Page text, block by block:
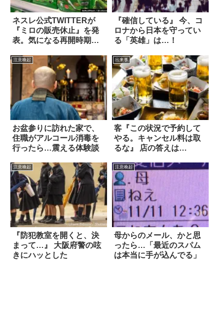
ネスレ公式TWITTERが
『ミロの販売休止』を発
表。気になる再開時期
『確信している』 今、コ
ロナから日本を守ってい
る「英雄」は…！
注意喚起
お盆参りに訪れた家で、
住職がアルコール消毒を
行ったら…震える体験談
出来事
客『この状況で予約して
やる。キャンセル料は取
るな』 店の答えは…
注意喚起
『防犯教室を開くと、決
まって…』 大阪府警の呟
きにハッとした
注意喚起
母からのメール、かと思
ったら…「最近のスパム
は本当に手が込んでる」